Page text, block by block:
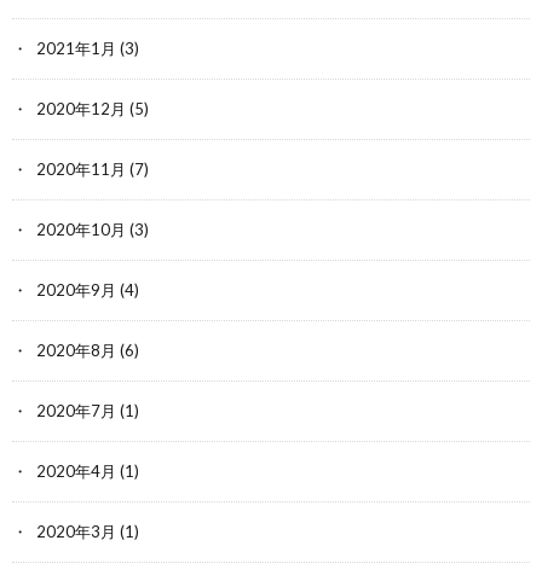
2021年1月 (3)
2020年12月 (5)
2020年11月 (7)
2020年10月 (3)
2020年9月 (4)
2020年8月 (6)
2020年7月 (1)
2020年4月 (1)
2020年3月 (1)